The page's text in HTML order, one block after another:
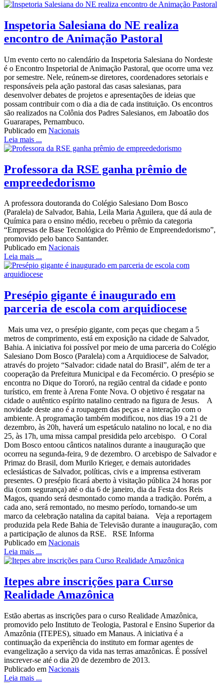
Inspetoria Salesiana do NE realiza
encontro de Animação Pastoral
Um evento certo no calendário da Inspetoria Salesiana do Nordeste
é o Encontro Inspetorial de Animação Pastoral, que ocorre uma vez
por semestre. Nele, reúnem-se diretores, coordenadores setoriais e
responsáveis pela ação pastoral das casas salesianas, para
desenvolver debates de projetos e apresentações de ideias que
possam contribuir com o dia a dia de cada instituição. Os encontros
são realizados na Colônia dos Padres Salesianos, em Jaboatão dos
Guararapes, Pernambuco.
Publicado em Nacionais
Leia mais ...
Professora da RSE ganha prêmio de
empreededorismo
A professora doutoranda do Colégio Salesiano Dom Bosco
(Paralela) de Salvador, Bahia, Leila Maria Aguilera, que dá aula de
Química para o ensino médio, recebeu o prêmio da categoria
“Empresas de Base Tecnológica do Prêmio de Empreendedorismo”,
promovido pelo banco Santander.
Publicado em Nacionais
Leia mais ...
Presépio gigante é inaugurado em
parceria de escola com arquidiocese
Mais uma vez, o presépio gigante, com peças que chegam a 5
metros de comprimento, está em exposição na cidade de Salvador,
Bahia. A iniciativa foi possível por meio de uma parceria do Colégio
Salesiano Dom Bosco (Paralela) com a Arquidiocese de Salvador,
através do projeto “Salvador: cidade natal do Brasil”, além de ter a
cooperação da Prefeitura Municipal e da Fecomércio. O presépio se
encontra no Dique do Tororó, na região central da cidade e ponto
turístico, em frente à Arena Fonte Nova. O objetivo é resgatar na
cidade o autêntico espírito natalino centrado na figura de Jesus. A
novidade deste ano é a roupagem das peças e a interação com o
ambiente. A programação também modificou, nos dias 19 a 21 de
dezembro, às 20h, haverá um espetáculo natalino no local, e no dia
25, às 17h, uma missa campal presidida pelo arcebispo. O Coral
Dom Bosco entoou cânticos natalinos durante a inauguração que
ocorreu na segunda-feira, 9 de dezembro. O arcebispo de Salvador e
Primaz do Brasil, dom Murilo Krieger, e demais autoridades
eclesiásticas de Salvador, políticas, civis e a imprensa estiveram
presentes. O presépio ficará aberto à visitação pública 24 horas por
dia (com segurança) até o dia 6 de janeiro, dia da Festa dos Reis
Magos, quando será desmontado como manda a tradição. Porém, a
cada ano, será remontado, no mesmo período, tornando-se um
marco da celebração natalina da capital baiana. Veja a reportagem
produzida pela Rede Bahia de Televisão durante a inauguração, com
a participação de alunos da RSE. RSE Informa
Publicado em Nacionais
Leia mais ...
Itepes abre inscrições para Curso
Realidade Amazônica
Estão abertas as inscrições para o curso Realidade Amazônica,
promovido pelo Instituto de Teologia, Pastoral e Ensino Superior da
Amazônia (ITEPES), situado em Manaus. A iniciativa é a
continuação da experiência do instituto em formar agentes de
evangelização a serviço da vida nas terras amazônicas. É possível
inscrever-se até o dia 20 de dezembro de 2013.
Publicado em Nacionais
Leia mais ...